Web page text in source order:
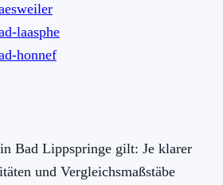
laasphe
honnef
Bad Lippspringe gilt: Je klarer
und Vergleichsmaßstäbe